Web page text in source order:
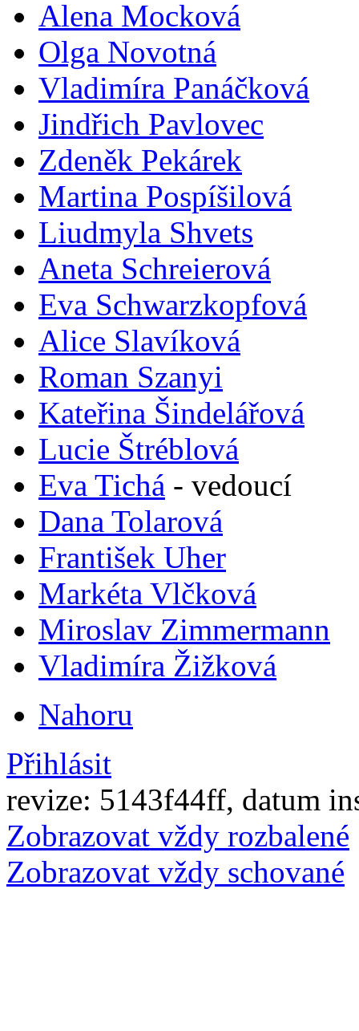
Alena Mocková
Olga Novotná
Vladimíra Panáčková
Jindřich Pavlovec
Zdeněk Pekárek
Martina Pospíšilová
Liudmyla Shvets
Aneta Schreierová
Eva Schwarzkopfová
Alice Slavíková
Roman Szanyi
Kateřina Šindelářová
Lucie Štréblová
Eva Tichá - vedoucí
Dana Tolarová
František Uher
Markéta Vlčková
Miroslav Zimmermann
Vladimíra Žižková
Nahoru
Přihlásit
revize: 5143f44ff, datum
Zobrazovat vždy rozbalené
Zobrazovat vždy schované